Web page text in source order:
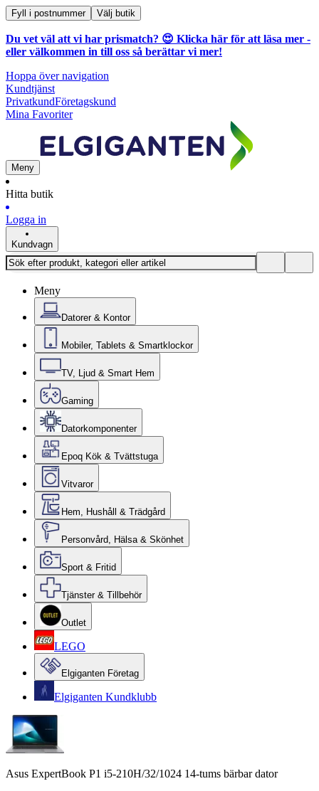
Fyll i postnummer Välj butik
Du vet väl att vi har prismatch? 😍 Klicka här för att läsa mer -
eller välkommen in till oss så berättar vi mer!
Hoppa över navigation
Kundtjänst
PrivatkundFöretagskund
Mina Favoriter
Meny
Hitta butik
Logga in
Kundvagn
Meny
Datorer & Kontor
Mobiler, Tablets & Smartklockor
TV, Ljud & Smart Hem
Gaming
Datorkomponenter
Epoq Kök & Tvättstuga
Vitvaror
Hem, Hushåll & Trädgård
Personvård, Hälsa & Skönhet
Sport & Fritid
Tjänster & Tillbehör
Outlet
LEGO
Elgiganten Företag
Elgiganten Kundklubb
Asus ExpertBook P1 i5-210H/32/1024 14-tums bärbar dator